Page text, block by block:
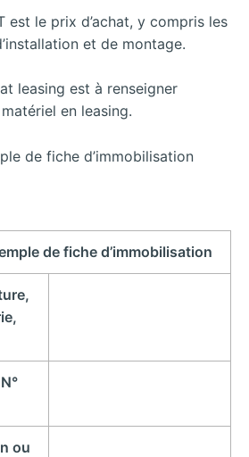
est le prix d’achat, y compris les
et de montage.
leasing est à renseigner
en leasing.
de fiche d’immobilisation
de fiche d’immobilisation
ou